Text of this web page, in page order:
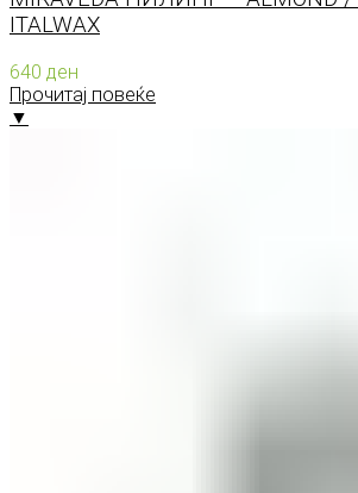
ITALWAX
640 ден
Прочитај повеќе
▼